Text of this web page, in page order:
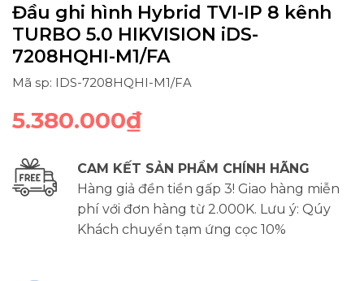
Đầu ghi hình Hybrid TVI-IP 8 kênh
TURBO 5.0 HIKVISION iDS-
7208HQHI-M1/FA
Mã sp: IDS-7208HQHI-M1/FA
5.380.000₫
CAM KẾT SẢN PHẨM CHÍNH HÃNG
Hàng giả đền tiền gấp 3! Giao hàng miễn
phí với đơn hàng từ 2.000K. Lưu ý: Qúy
Khách chuyển tạm ứng cọc 10%